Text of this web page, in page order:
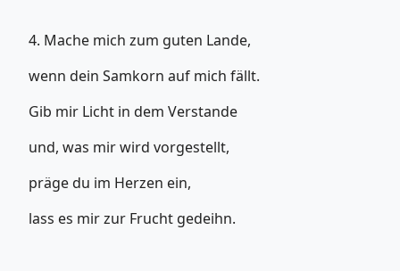
4. Mache mich zum guten Lande,
wenn dein Samkorn auf mich fällt.
Gib mir Licht in dem Verstande
und, was mir wird vorgestellt,
präge du im Herzen ein,
lass es mir zur Frucht gedeihn.